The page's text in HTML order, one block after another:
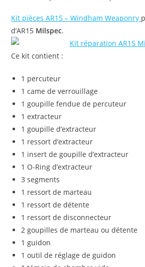
Kit pièces AR15 – Windham Weaponry
d’AR15 Milspec.
Ce kit contient :
1 percuteur
1 came de verrouillage
1 goupille fendue de percuteur
1 extracteur
1 goupille d’extracteur
1 ressort d’extracteur
1 insert de goupille d’extracteur
1 O-Ring d’extracteur
3 segments
1 ressort de marteau
1 ressort de détente
1 ressort de disconnecteur
2 goupilles de marteau ou détente
1 guidon
1 outil de réglage de guidon